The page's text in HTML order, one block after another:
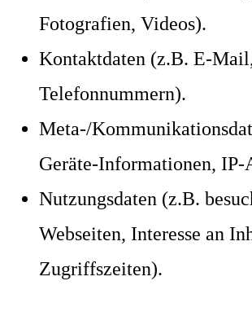
Fotografien, Videos).
Kontaktdaten (z.B. E-Mail,
Telefonnummern).
Meta-/
Geräte-Informationen, IP-
Nutzungsdaten (z.B.
Webseiten, Interesse an
Zugriffszeiten).